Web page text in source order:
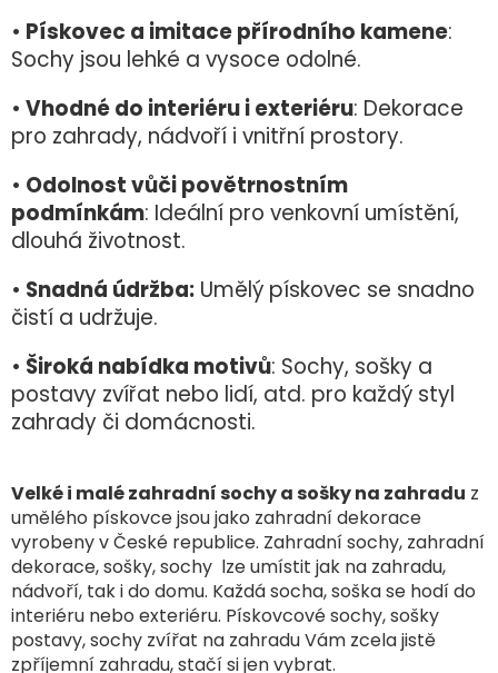
• Pískovec a imitace přírodního kamene:
Sochy jsou lehké a vysoce odolné.
• Vhodné do interiéru i exteriéru: Dekorace
pro zahrady, nádvoří i vnitřní prostory.
• Odolnost vůči povětrnostním
podmínkám: Ideální pro venkovní umístění,
dlouhá životnost.
• Snadná údržba: Umělý pískovec se snadno
čistí a udržuje.
• Široká nabídka motivů: Sochy, sošky a
postavy zvířat nebo lidí, atd. pro každý styl
zahrady či domácnosti.
Velké i malé zahradní sochy a sošky na zahradu z
umělého pískovce jsou jako zahradní dekorace
vyrobeny v České republice. Zahradní sochy, zahradní
dekorace, sošky, sochy lze umístit jak na zahradu,
nádvoří, tak i do domu. Každá socha, soška se hodí do
interiéru nebo exteriéru. Pískovcové sochy, sošky
postavy, sochy zvířat na zahradu Vám zcela jistě
zpříjemní zahradu, stačí si jen vybrat.